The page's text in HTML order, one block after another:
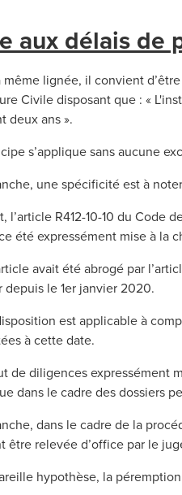
aux délais de
même lignée, il convient
Civile disposant que : «
deux ans ».
s’applique sans aucune
une spécificité est à
l’article R412-10-10 du Code
été expressément mise à la
avait été abrogé par
depuis le 1er janvier 2020.
est applicable à
à cette date.
de diligences expressément
dans le cadre des dossiers
dans le cadre de la
être relevée d’office par le
hypothèse, la